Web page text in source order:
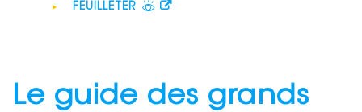
FEUILLETER
Le guide des grands